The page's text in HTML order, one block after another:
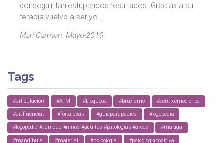
conseguir tan estupendos resultados. Gracias a su
terapia vuelvo a ser yo …
Mari Carmen. Mayo-2019
Tags
#articulación #ATM #bloqueos #bruxismo #centroemociones
#disfluencias #fortalezas #guiaparapadres #logopedia
#logopedia #sanidad #niños #adultos #patologías #áreas #malaga
#mandíbula #material #psicologia #psicologiapositiva